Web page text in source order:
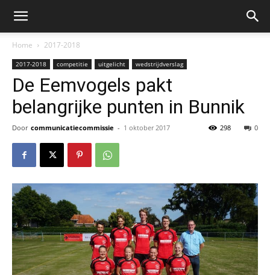
Home 2017-2018
2017-2018 competitie uitgelicht wedstrijdverslag
De Eemvogels pakt
belangrijke punten in Bunnik
Door communicatiecommissie - 1 oktober 2017 0
298